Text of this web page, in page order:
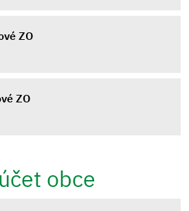
ZO
ZO
obce